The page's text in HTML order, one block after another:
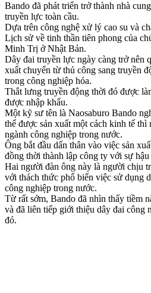
Bando đã phát triển trở thành nhà
truyền lực toàn cầu.
Dựa trên công nghệ xử lý cao su và
Lịch sử về tinh thần tiên phong của
Minh Trị ở Nhật Bản.
Dây đai truyền lực ngày càng trở nên
xuất chuyển từ thủ công sang truyền
trong công nghiệp hóa.
Thắt lưng truyền động thời đó được
được nhập khẩu.
Một kỹ sư tên là Naosaburo Bando
thể được sản xuất một cách kinh tế thì
ngành công nghiệp trong nước.
Ông bắt đầu dấn thân vào việc sản
đồng thời thành lập công ty với sự
Hai người đàn ông này là người chịu
với thách thức phổ biến việc sử dụng
công nghiệp trong nước.
Từ rất sớm, Bando đã nhìn thấy tiềm
và đã liên tiếp giới thiệu dây đai công
đó.